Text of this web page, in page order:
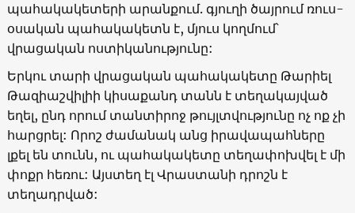
պահակակետերի արանքում. գյուղի ծայրում ռուս-
օսական պահակակետն է, մյուս կողմում՝
վրացական ոստիկանությունը:
Երկու տարի վրացական պահակակետը Թարիել
Թազիաշվիլիի կիսաքանդ տանն է տեղակայված
եղել, ընդ որում տանտիրոջ թույլտվությունը ոչ ոք չի
հարցրել: Որոշ ժամանակ անց իրավապահները
լքել են տունն, ու պահակակետը տեղափոխվել է մի
փոքր հեռու: Այստեղ էլ Վրաստանի դրոշն է
տեղադրված: